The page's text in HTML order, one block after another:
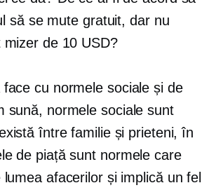
să se mute gratuit, dar nu
de 10 USD?
cu normele sociale și de
sună, normele sociale sunt
între familie și prieteni, în
de piață sunt normele care
afacerilor și implică un fel